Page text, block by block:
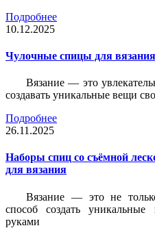
Подробнее
10.12.2025
Чулочные спицы для
Вязание — это
создавать уникальные вещи
Подробнее
26.11.2025
Наборы спиц со съёмной
для вязания
Вязание — это не
способ создать
руками